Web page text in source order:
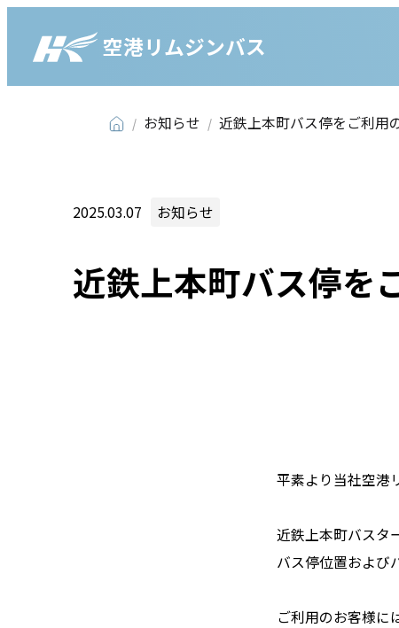
空港リムジンバス
お知らせ 近鉄上本町バス停をご利用
2025.03.07 お知らせ
近鉄上本町バス停を
平素より当社空港
近鉄上本町バスタ
バス停位置および
ご利用のお客様に